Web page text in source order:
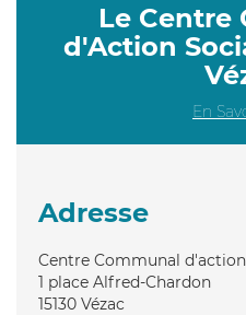
Le Centre
d'Action
En
Adresse
Centre Communal
1 place Alfred-Chardon
15130 Vézac